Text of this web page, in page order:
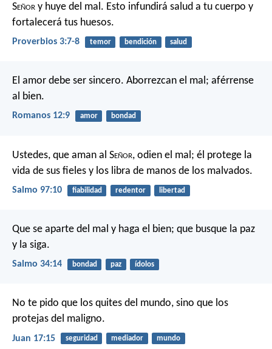
Señor y huye del mal. Esto infundirá salud a tu cuerpo y
fortalecerá tus huesos.
Proverbios 3:7-8 temor bendición salud
El amor debe ser sincero. Aborrezcan el mal; aférrense
al bien.
Romanos 12:9 amor bondad
Ustedes, que aman al Señor, odien el mal; él protege la
vida de sus fieles y los libra de manos de los malvados.
Salmo 97:10 fiabilidad redentor libertad
Que se aparte del mal y haga el bien; que busque la paz
y la siga.
Salmo 34:14 bondad paz ídolos
No te pido que los quites del mundo, sino que los
protejas del maligno.
Juan 17:15 seguridad mediador mundo